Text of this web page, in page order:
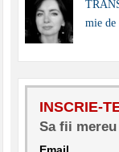
mie de
INSCRIE-
Sa fii
Email